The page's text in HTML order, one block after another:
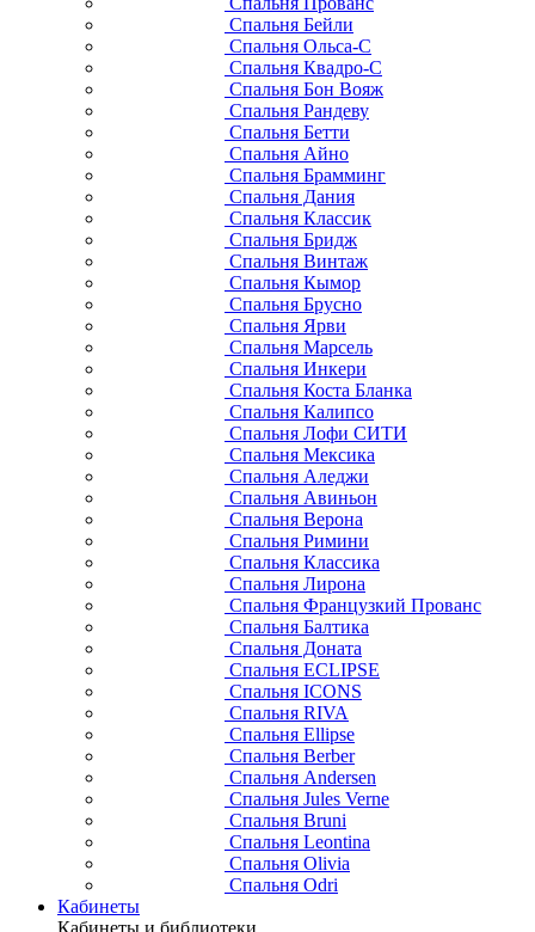
Спальня Бейли
Спальня Ольса-С
Спальня Квадро-С
Спальня Бон Вояж
Спальня Рандеву
Спальня Бетти
Спальня Айно
Спальня Брамминг
Спальня Дания
Спальня Классик
Спальня Бридж
Спальня Винтаж
Спальня Кымор
Спальня Брусно
Спальня Ярви
Спальня Марсель
Спальня Инкери
Спальня Коста Бланка
Спальня Калипсо
Спальня Лофи СИТИ
Спальня Мексика
Спальня Аледжи
Спальня Авиньон
Спальня Верона
Спальня Римини
Спальня Классика
Спальня Лирона
Спальня Французкий Прованс
Спальня Балтика
Спальня Доната
Спальня ECLIPSE
Спальня ICONS
Спальня RIVA
Спальня Ellipse
Спальня Berber
Спальня Andersen
Спальня Jules Verne
Спальня Bruni
Спальня Leontina
Спальня Olivia
Спальня Odri
Кабинеты
Кабинеты и библиотеки